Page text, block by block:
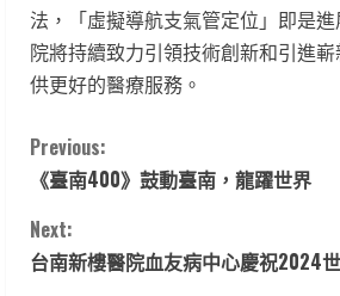
法，「虛擬導航支氣管定位」即是
院將持續致力引領技術創新和引進
供更好的醫療服務。
C
o
n
Previous:
《臺南400》鼓動臺南，龍躍世界
Next:
台南新樓醫院血友病中心慶祝2024